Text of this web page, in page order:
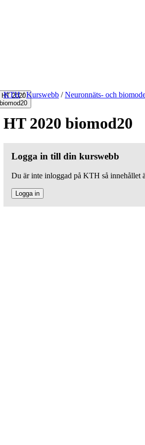
HT 2020
biomod20
KTH / Kurswebb / Neuronnäts- och
HT 2020 biomod20
Logga in till din kurswebb
Du är inte inloggad på KTH så innehållet
Logga in